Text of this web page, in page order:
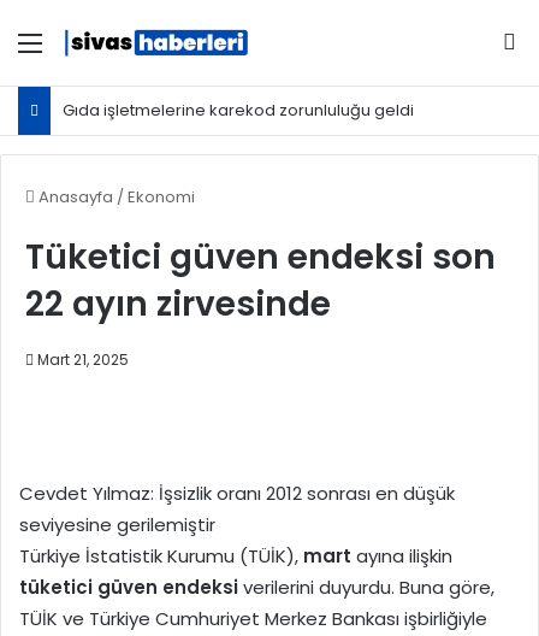
Menü
Gıda işletmelerine karekod zorunluluğu geldi
Anasayfa / Ekonomi
Tüketici güven endeksi son
22 ayın zirvesinde
Mart 21, 2025
Cevdet Yılmaz: İşsizlik oranı 2012 sonrası en düşük
seviyesine gerilemiştir
Türkiye İstatistik Kurumu (TÜİK), mart ayına ilişkin
tüketici güven endeksiverilerini duyurdu. Buna göre,
TÜİK ve Türkiye Cumhuriyet Merkez Bankası işbirliğiyle